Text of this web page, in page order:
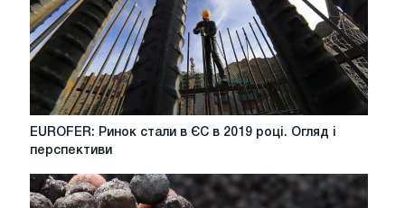
в
2019-
2020
EUROFER:
в
ЄС
EUROFER: Ринок стали в ЄС в 2019 році. Огляд і
перспективи